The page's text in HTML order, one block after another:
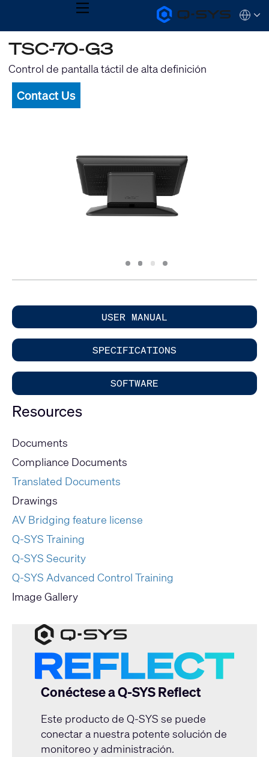
Q-
SYS
MENU
QSYS.com (English)
India (English)
Deutsch
Español
Français
日本語
TSC-70-G3
Control de pantalla táctil de alta definición
Contact Us
Slide
1 Slide
2 Slide
3 Slide
4
USER MANUAL
SPECIFICATIONS
SOFTWARE
Resources
Documents
Compliance Documents
Translated Documents
Drawings
AV Bridging feature license
Q-SYS Training
Q-SYS Security
Q-SYS Advanced Control Training
Image Gallery
Conéctese a Q-SYS Reflect
Este producto de Q-SYS se puede
conectar a nuestra potente solución de
monitoreo y administración.